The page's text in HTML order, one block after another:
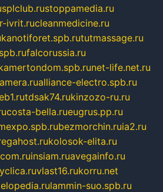
splclub.rustoppamedia.ru
ivrit.rucleanmedicine.ru
kanotiforet.spb.rututmassage.ru
falcorussia.ru
net-life.net.ru
alliance-electro.spb.ru
tdsak74.rukinzozo-ru.ru
costa-bella.rueugrus.pp.ru
bezmorchin.ruia2.ru
kolosok-elita.ru
insiam.ruavegainfo.ru
vlast16.rukorru.net
lammin-suo.spb.ru